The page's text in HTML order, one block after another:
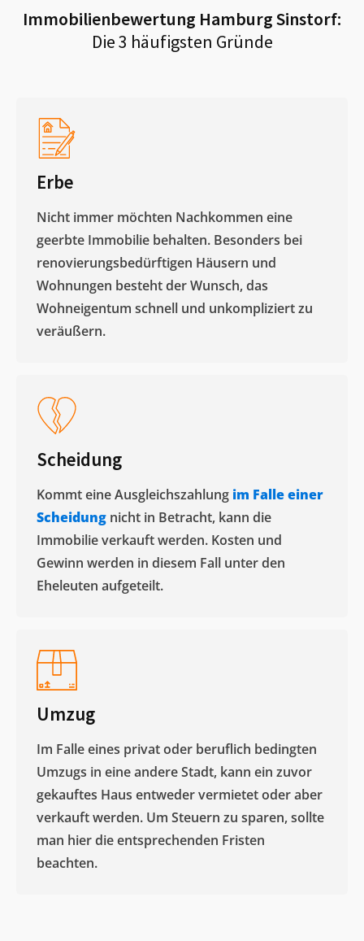
Immobilienbewertung Hamburg Sinstorf:
Die 3 häufigsten Gründe
Erbe
Nicht immer möchten Nachkommen eine
geerbte Immobilie behalten. Besonders bei
renovierungsbedürftigen Häusern und
Wohnungen besteht der Wunsch, das
Wohneigentum schnell und unkompliziert zu
veräußern. ​
Scheidung
Kommt eine Ausgleichszahlung im Falle einer
Scheidung nicht in Betracht, kann die
Immobilie verkauft werden. Kosten und
Gewinn werden in diesem Fall unter den
Eheleuten aufgeteilt.​
Umzug
Im Falle eines privat oder beruflich bedingten
Umzugs in eine andere Stadt, kann ein zuvor
gekauftes Haus entweder vermietet oder aber
verkauft werden. Um Steuern zu sparen, sollte
man hier die entsprechenden Fristen
beachten.